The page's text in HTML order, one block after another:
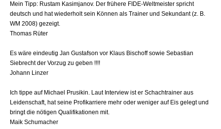
Mein Tipp: Rustam Kasimjanov. Der frühere FIDE-Weltmeister spricht
deutsch und hat wiederholt sein Können als Trainer und Sekundant (z. B.
WM 2008) gezeigt.
Thomas Rüter
Es wäre eindeutig Jan Gustafson vor Klaus Bischoff sowie Sebastian
Siebrecht der Vorzug zu geben !!!!
Johann Linzer
Ich tippe auf Michael Prusikin. Laut Interview ist er Schachtrainer aus
Leidenschaft, hat seine Profikarriere mehr oder weniger auf Eis gelegt und
bringt die nötigen Qualifikationen mit.
Maik Schumacher